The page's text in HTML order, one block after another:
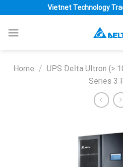
to
content
Vietnet Technology
Home / UPS Delta Ultron (>
Series 3